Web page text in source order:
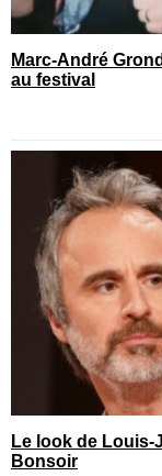
Marc-André
au festival
Le look de
Bonsoir